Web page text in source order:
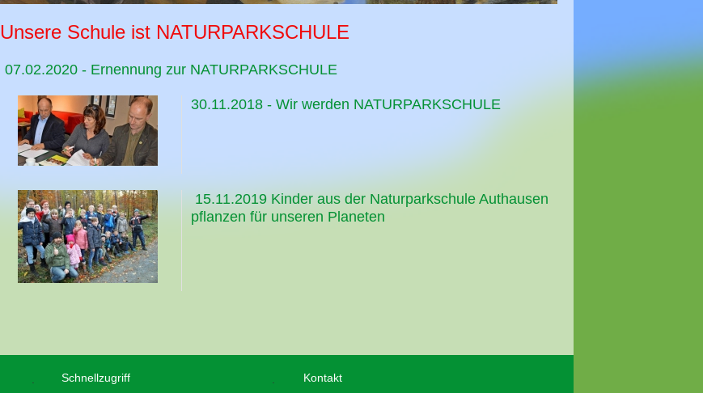
Unsere Schule ist NATURPARKSCHULE
07.02.2020 - Ernennung zur NATURPARKSCHULE
30.11.2018 - Wir werden NATURPARKSCHULE
15.11.2019 Kinder aus der Naturparkschule Authausen
pflanzen für unseren Planeten
Schnellzugriff Kontakt